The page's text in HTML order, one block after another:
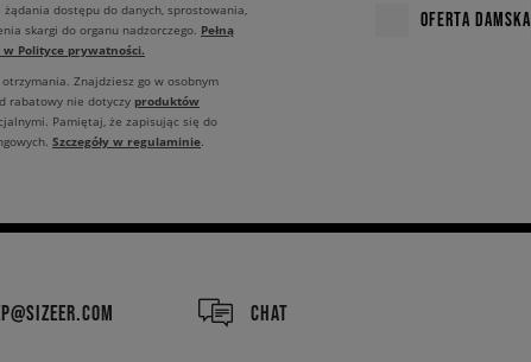
OFERTA DAMSKA
dostępu do danych, sprostowania,
skargi do organu nadzorczego. Pełną
Polityce prywatności.
Znajdziesz go w osobnym
rabatowy nie dotyczy produktów
Pamiętaj, że zapisując się do
Szczegóły w regulaminie.
CHAT